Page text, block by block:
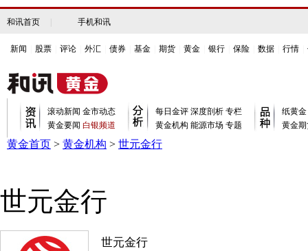
和讯首页 手机和讯
新闻 股票 评论 外汇 债券 基金 期货 黄金 银行 保险 数据 行情
滚动新闻 金市动态
黄金要闻 白银频道
每日金评 深度剖析 专栏
黄金机构 能源市场 专题
纸黄金
黄金
黄金首页 > 黄金机构 > 世元金行
世元金行
世元金行